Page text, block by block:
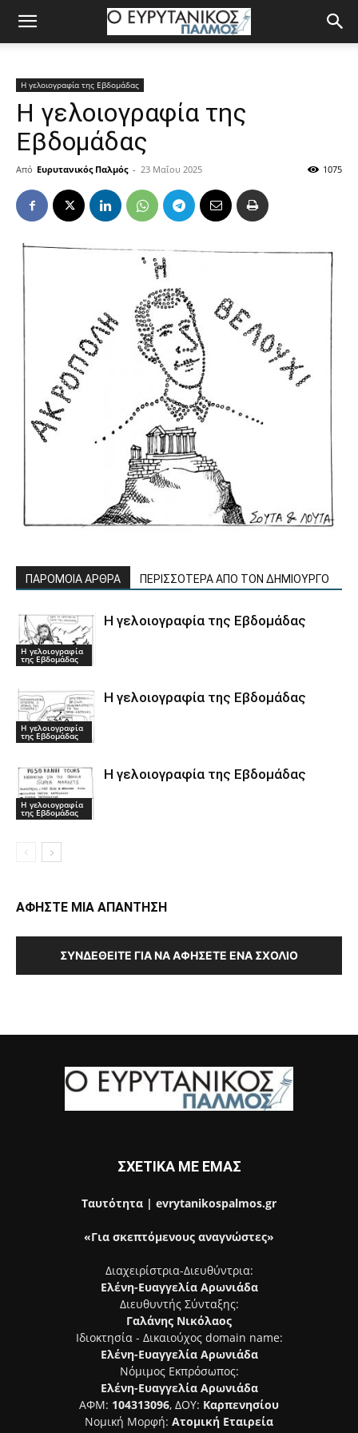
Η γελοιογραφία της Εβδομάδας
Η γελοιογραφία της
Εβδομάδας
Από Ευρυτανικός Παλμός - 23 Μαΐου 2025 1075
ΠΑΡΟΜΟΙΑ ΑΡΘΡΑ ΠΕΡΙΣΣΟΤΕΡΑ ΑΠΟ ΤΟΝ ΔΗΜΙΟΥΡΓΟ
Η γελοιογραφία
της Εβδομάδας
Η γελοιογραφία της Εβδομάδας
Η γελοιογραφία
της Εβδομάδας
Η γελοιογραφία της Εβδομάδας
Η γελοιογραφία
της Εβδομάδας
Η γελοιογραφία της Εβδομάδας
ΑΦΗΣΤΕ ΜΙΑ ΑΠΑΝΤΗΣΗ
ΣΥΝΔΕΘΕΊΤΕ ΓΙΑ ΝΑ ΑΦΉΣΕΤΕ ΈΝΑ ΣΧΌΛΙΟ
ΣΧΕΤΙΚΑ ΜΕ ΕΜΑΣ
Ταυτότητα | evrytanikospalmos.gr
«Για σκεπτόμενους αναγνώστες»
Διαχειρίστρια-Διευθύντρια:
Ελένη-Ευαγγελία Αρωνιάδα
Διευθυντής Σύνταξης:
Γαλάνης Νικόλαος
Ιδιοκτησία - Δικαιούχος domain name:
Ελένη-Ευαγγελία Αρωνιάδα
Νόμιμος Εκπρόσωπος:
Ελένη-Ευαγγελία Αρωνιάδα
ΑΦΜ: 104313096, ΔΟΥ: Καρπενησίου
Νομική Μορφή: Ατομική Εταιρεία